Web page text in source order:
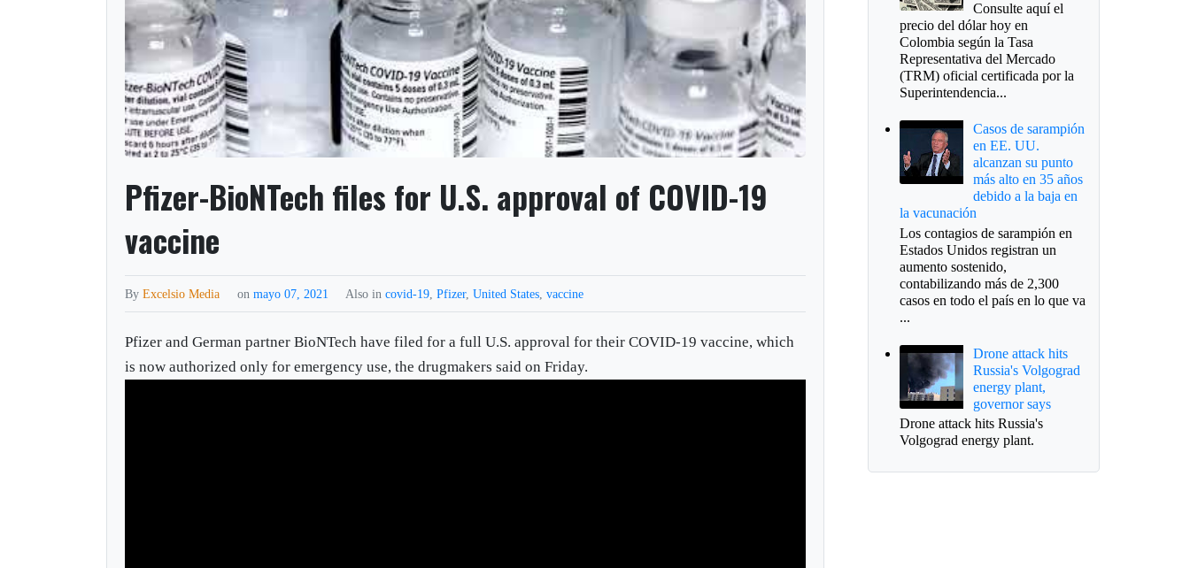
Pfizer-BioNTech files for U.S. approval of COVID-19
vaccine
ByExcelsio Media onmayo 07, 2021 Also incovid-19 ,Pfizer,United States ,vaccine
Pfizer and German partner BioNTech have filed for a full U.S. approval for their COVID-19 vaccine, which
is now authorized only for emergency use, the drugmakers said on Friday.
Consulte aquí el
precio del dólar hoy en
Colombia según la Tasa
Representativa del Mercado
(TRM) oficial certificada por la
Superintendencia...
Casos de sarampión
en EE. UU.
alcanzan su punto
más alto en 35 años
debido a la baja en
la vacunación
Los contagios de sarampión en
Estados Unidos registran un
aumento sostenido,
contabilizando más de 2,300
casos en todo el país en lo que va
...
Drone attack hits
Russia's Volgograd
energy plant,
governor says
Drone attack hits Russia's
Volgograd energy plant.